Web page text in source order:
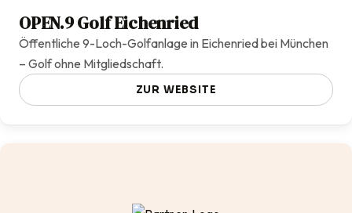
OPEN.9 Golf Eichenried
Öffentliche 9-Loch-Golfanlage in Eichenried bei München
– Golf ohne Mitgliedschaft.
ZUR WEBSITE